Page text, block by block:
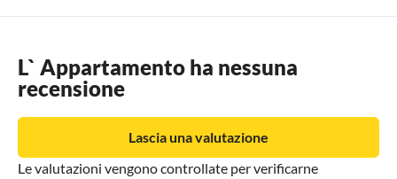
L` Appartamento ha nessuna
recensione
Le valutazioni vengono controllate per verificarne
Lascia una valutazione